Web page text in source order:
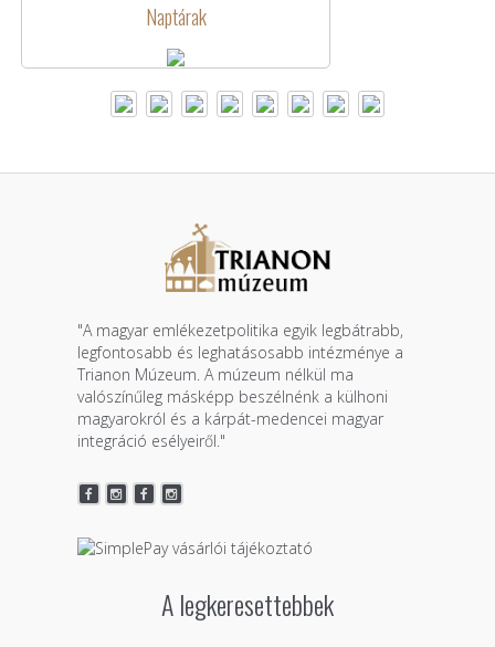
Naptárak
"A magyar emlékezetpolitika egyik legbátrabb,
legfontosabb és leghatásosabb intézménye a
Trianon Múzeum. A múzeum nélkül ma
valószínűleg másképp beszélnénk a külhoni
magyarokról és a kárpát-medencei magyar
integráció esélyeiről."
A legkeresettebbek